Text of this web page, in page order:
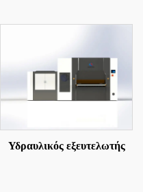
Υδραυλικός εξευτελωτής